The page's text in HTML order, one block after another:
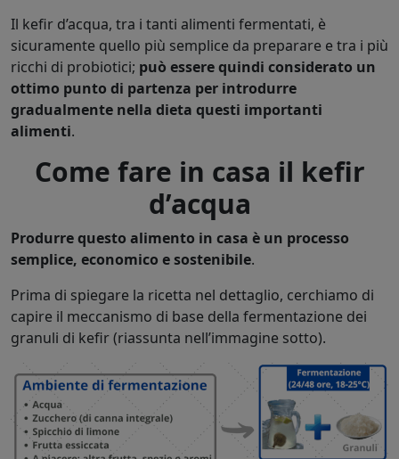
Il kefir d’acqua, tra i tanti alimenti fermentati, è
sicuramente quello più semplice da preparare e tra i più
ricchi di probiotici; può essere quindi considerato un
ottimo punto di partenza per introdurre
gradualmente nella dieta questi importanti
alimenti.
Come fare in casa il kefir
d’acqua
Produrre questo alimento in casa è un processo
semplice, economico e sostenibile.
Prima di spiegare la ricetta nel dettaglio, cerchiamo di
capire il meccanismo di base della fermentazione dei
granuli di kefir (riassunta nell’immagine sotto).